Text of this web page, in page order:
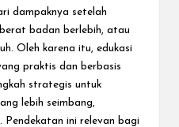
dampaknya setelah
badan berlebih, atau
Oleh karena itu, edukasi
praktis dan berbasis
strategis untuk
lebih seimbang,
ini relevan bagi